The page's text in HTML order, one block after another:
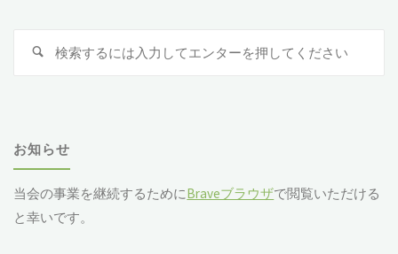
お知らせ
当会の事業を継続するためにBraveブラウザで閲覧いただける
と幸いです。